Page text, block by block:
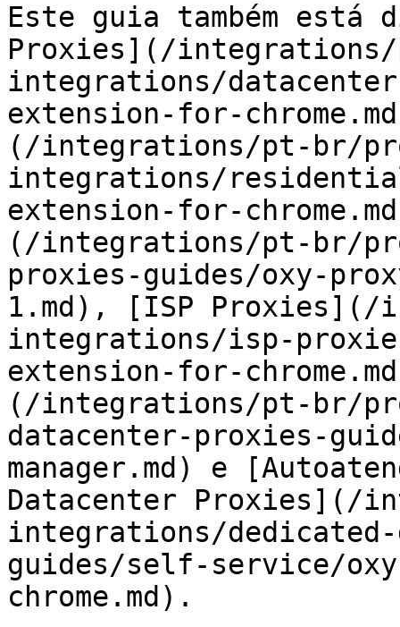
Este guia também está
Proxies](/
integrations/
extension-for-
(/integrations/pt-br/
integrations/
extension-for-
(/integrations/pt-br/
proxies-guides/oxy-
1.md), [ISP
integrations/isp-
extension-for-
(/integrations/pt-br/
datacenter-proxies-
manager.md) e
Datacenter Proxies](/
integrations/
guides/self-service/
chrome.md).